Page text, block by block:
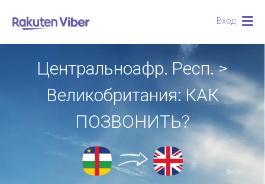
Вход
Центральноафр. Респ. >
Великобритания: КАК
ПОЗВОНИТЬ?